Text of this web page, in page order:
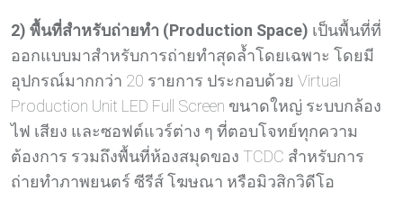
2) พื้นที่สำหรับถ่ายทำ (Production Space) เป็นพื้นที่ที่
ออกแบบมาสำหรับการถ่ายทำสุดล้ำโดยเฉพาะ โดยมี
อุปกรณ์มากกว่า 20 รายการ ประกอบด้วย Virtual
Production Unit LED Full Screen ขนาดใหญ่ ระบบกล้อง
ไฟ เสียง และซอฟต์แวร์ต่าง ๆ ที่ตอบโจทย์ทุกความ
ต้องการ รวมถึงพื้นที่ห้องสมุดของ TCDC สำหรับการ
ถ่ายทำภาพยนตร์ ซีรีส์ โฆษณา หรือมิวสิกวิดีโอ